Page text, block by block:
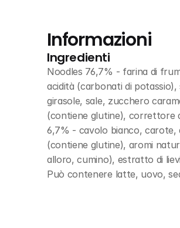
Informazioni
Ingredienti
Noodles 76,7% - farina di
acidità (carbonati di
girasole, sale, zucchero
(contiene glutine), correttore
6,7% - cavolo bianco, carote,
(contiene glutine), aromi
alloro, cumino), estratto di
Può contenere latte, uovo,